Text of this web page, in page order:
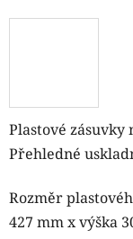
Plastové
Přehledné
Rozměr
427 mm x výška